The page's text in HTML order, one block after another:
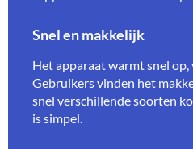
Snel en makkelijk
Het apparaat warmt snel op,
Gebruikers vinden het
snel verschillende soorten
is simpel.